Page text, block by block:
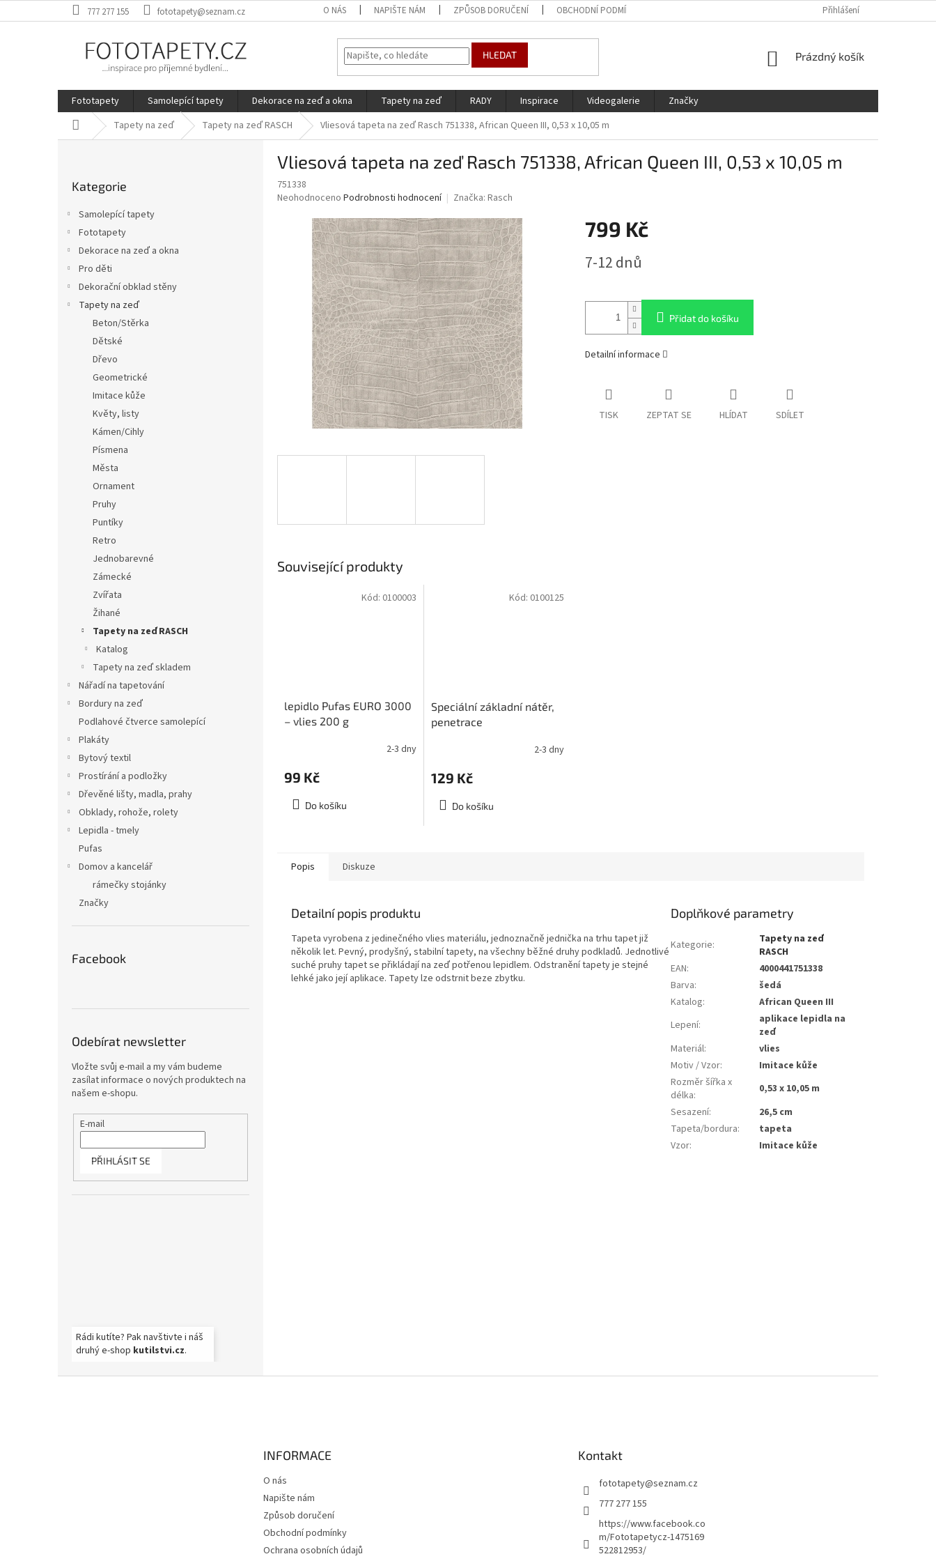
na
777 277 155 fototapety@seznam.cz O NÁS NAPIŠTE NÁM ZPŮSOB DORUČENÍ OBCHODNÍ PODMÍNKY KDE NÁS NAJDETE
Přihlášení
HLEDAT
NÁKUPNÍ
Prázdný košík
Fototapety Samolepící tapety Dekorace na zeď a okna Tapety na zeď RADY Inspirace Videogalerie
Značky
Domů Tapety na zeď Tapety na zeď RASCH Vliesová tapeta na zeď Rasch 751338, African Queen III, 0,53 x 10,05 m
kategorie
Kategorie
Samolepící tapety
Fototapety
Dekorace na zeď a okna
Pro děti
Dekorační obklad stěny
Tapety na zeď
Beton/Stěrka
Dětské
Dřevo
Geometrické
Imitace kůže
Květy, listy
Kámen/Cihly
Písmena
Města
Ornament
Pruhy
Puntíky
Retro
Jednobarevné
Zámecké
Zvířata
Žihané
Tapety na zeď RASCH
Katalog
Tapety na zeď skladem
Nářadí na tapetování
Bordury na zeď
Podlahové čtverce samolepící
Plakáty
Bytový textil
Prostírání a podložky
Dřevěné lišty, madla, prahy
Obklady, rohože, rolety
Lepidla - tmely
Pufas
Domov a kancelář
rámečky stojánky
Značky
Facebook
Odebírat newsletter
Vložte svůj e-mail a my vám budeme
zasílat informace o nových produktech na
našem e-shopu.
E-mail
PŘIHLÁSIT SE
Rádi kutíte? Pak navštivte i náš
druhý e-shop kutilstvi.cz.
Vliesová tapeta na zeď Rasch 751338, African Queen III, 0,53 x 10,05 m
751338
Průměrné
produktu
hvězdiček.
Neohodnoceno Podrobnosti hodnocení Značka: Rasch
799 Kč
cena:
7-12 dnů
Přidat do košíku
Detailní informace
TISK ZEPTAT SE HLÍDAT SDÍLET
Související produkty
lepidlo Pufas EURO 3000
– vlies 200 g
2-3 dny
99 Kč
Do košíku
Kód: 0100003
Speciální základní nátěr,
penetrace
2-3 dny
129 Kč
Do košíku
Kód: 0100125
Popis Diskuze
Detailní popis produktu
Tapeta vyrobena z jedinečného vlies materiálu, jednoznačně jednička na trhu tapet již
několik let. Pevný, prodyšný, stabilní tapety, na všechny běžné druhy podkladů. Jednotlivé
suché pruhy tapet se přikládají na zeď potřenou lepidlem. Odstranění tapety je stejné
lehké jako její aplikace. Tapety lze odstrnit beze zbytku.
Doplňkové parametry
Kategorie:
Tapety na zeď
RASCH
EAN:
4000441751338
Barva:
šedá
Katalog:
African Queen III
Lepení:
aplikace lepidla na
zeď
Materiál:
vlies
Motiv / Vzor:
Imitace kůže
Rozměr šířka x
délka:
0,53 x 10,05 m
Sesazení:
26,5 cm
Tapeta/bordura:
tapeta
Vzor: Imitace kůže
INFORMACE
O nás
Napište nám
Způsob doručení
Obchodní podmínky
Ochrana osobních údajů
Kontakt
fototapety@seznam.cz
777 277 155
https://www.facebook.co
m/Fototapetycz-1475169
522812953/